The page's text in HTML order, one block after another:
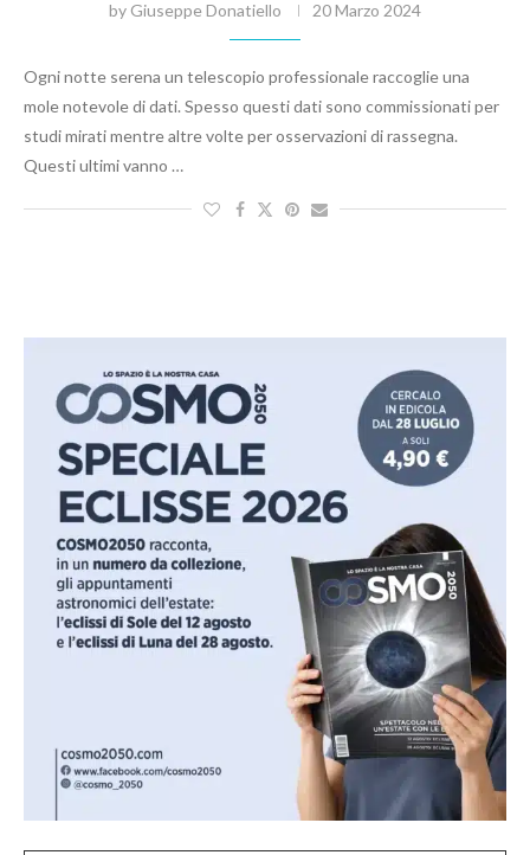
by Giuseppe Donatiello 20 Marzo 2024
Ogni notte serena un telescopio professionale raccoglie una
mole notevole di dati. Spesso questi dati sono commissionati per
studi mirati mentre altre volte per osservazioni di rassegna.
Questi ultimi vanno …